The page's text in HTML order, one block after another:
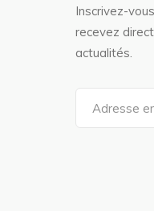
Inscrivez-
recevez
actualités.
a